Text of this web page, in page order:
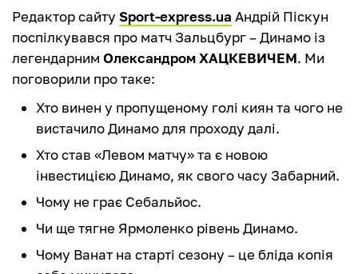
Редактор сайту Sport-express.ua Андрій Піскун
поспілкувався про матч Зальцбург – Динамо із
легендарним Олександром ХАЦКЕВИЧЕМ. Ми
поговорили про таке:
Хто винен у пропущеному голі киян та чого не
вистачило Динамо для проходу далі.
Хто став «Левом матчу» та є новою
інвестицією Динамо, як свого часу Забарний.
Чому не грає Себальйос.
Чи ще тягне Ярмоленко рівень Динамо.
Чому Ванат на старті сезону – це бліда копія